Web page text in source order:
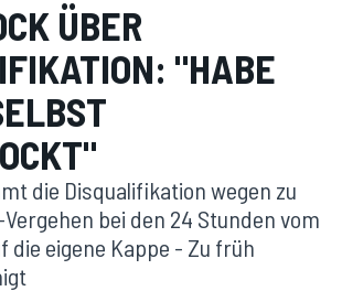
ÜBER
"HABE
die Disqualifikation wegen zu
bei den 24 Stunden vom
die eigene Kappe - Zu früh